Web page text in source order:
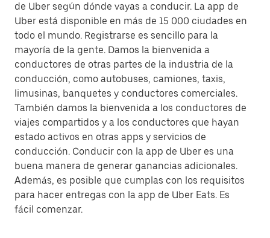
de Uber según dónde vayas a conducir. La app de
Uber está disponible en más de 15 000 ciudades en
todo el mundo. Registrarse es sencillo para la
mayoría de la gente. Damos la bienvenida a
conductores de otras partes de la industria de la
conducción, como autobuses, camiones, taxis,
limusinas, banquetes y conductores comerciales.
También damos la bienvenida a los conductores de
viajes compartidos y a los conductores que hayan
estado activos en otras apps y servicios de
conducción. Conducir con la app de Uber es una
buena manera de generar ganancias adicionales.
Además, es posible que cumplas con los requisitos
para hacer entregas con la app de Uber Eats. Es
fácil comenzar.